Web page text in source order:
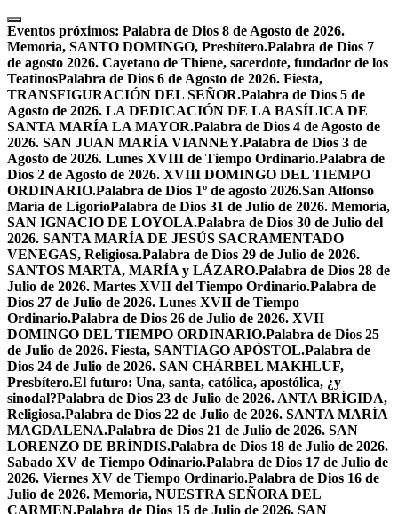
Skip
to
content
Eventos próximos: Palabra de Dios 8 de Agosto de 2026.
Memoria, SANTO DOMINGO, Presbítero.Palabra de Dios 7
de agosto 2026. Cayetano de Thiene, sacerdote, fundador de los
TeatinosPalabra de Dios 6 de Agosto de 2026. Fiesta,
TRANSFIGURACIÓN DEL SEÑOR.Palabra de Dios 5 de
Agosto de 2026. LA DEDICACIÓN DE LA BASÍLICA DE
SANTA MARÍA LA MAYOR.Palabra de Dios 4 de Agosto de
2026. SAN JUAN MARÍA VIANNEY.Palabra de Dios 3 de
Agosto de 2026. Lunes XVIII de Tiempo Ordinario.Palabra de
Dios 2 de Agosto de 2026. XVIII DOMINGO DEL TIEMPO
ORDINARIO.Palabra de Dios 1º de agosto 2026.San Alfonso
María de LigorioPalabra de Dios 31 de Julio de 2026. Memoria,
SAN IGNACIO DE LOYOLA.Palabra de Dios 30 de Julio del
2026. SANTA MARÍA DE JESÚS SACRAMENTADO
VENEGAS, Religiosa.Palabra de Dios 29 de Julio de 2026.
SANTOS MARTA, MARÍA y LÁZARO.Palabra de Dios 28 de
Julio de 2026. Martes XVII del Tiempo Ordinario.Palabra de
Dios 27 de Julio de 2026. Lunes XVII de Tiempo
Ordinario.Palabra de Dios 26 de Julio de 2026. XVII
DOMINGO DEL TIEMPO ORDINARIO.Palabra de Dios 25
de Julio de 2026. Fiesta, SANTIAGO APÓSTOL.Palabra de
Dios 24 de Julio de 2026. SAN CHÁRBEL MAKHLUF,
Presbítero.El futuro: Una, santa, católica, apostólica, ¿y
sinodal?Palabra de Dios 23 de Julio de 2026. ANTA BRÍGIDA,
Religiosa.Palabra de Dios 22 de Julio de 2026. SANTA MARÍA
MAGDALENA.Palabra de Dios 21 de Julio de 2026. SAN
LORENZO DE BRÍNDIS.Palabra de Dios 18 de Julio de 2026.
Sabado XV de Tiempo Odinario.Palabra de Dios 17 de Julio de
2026. Viernes XV de Tiempo Ordinario.Palabra de Dios 16 de
Julio de 2026. Memoria, NUESTRA SEÑORA DEL
CARMEN.Palabra de Dios 15 de Julio de 2026. SAN